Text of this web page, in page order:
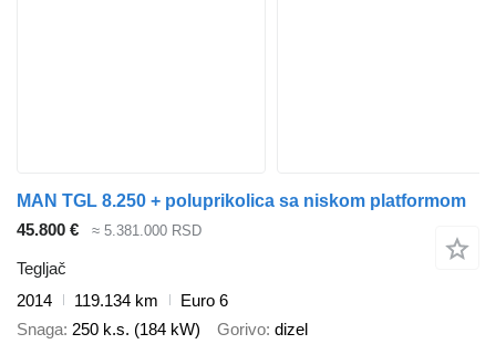
MAN TGL 8.250 + poluprikolica sa niskom platformom
45.800 €
≈ 5.381.000 RSD
Tegljač
2014
119.134 km
Euro 6
Snaga 250 k.s. (184 kW) Gorivo dizel